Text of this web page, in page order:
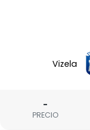
Vizela
-
PRECIO